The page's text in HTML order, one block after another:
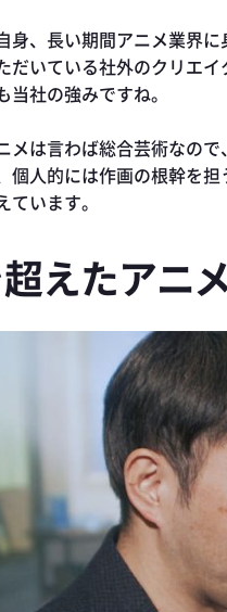
身、長い期間アニメ業界
だいている社外のクリエ
当社の強みですね。
メは言わば総合芸術なの
個人的には作画の根幹を
ています。
えたアニ